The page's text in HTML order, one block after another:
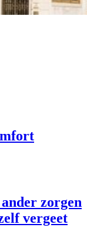
zorgen
vergeet